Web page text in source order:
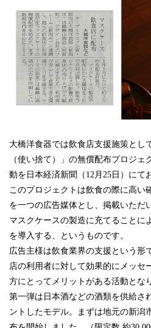
大橋洋食器では飲食店支援施策とし
（使い捨て）
」の無償配布プロジェ
動を日本経済新聞（12月25日） にて
このプロジェクトは飲食の際に高い
を一つの広告媒体とし、 掲載いただ
マスクケースの製造に充てることに
を導入する、
というものです。
広告主様は飲食業界の支援という形
店の利用者に対して効果的にメッセ
方にとってメリットがある活動とな
第一弾は日本酒などの酒類を供給さ
ントしたモデル。
まずは地元の新潟